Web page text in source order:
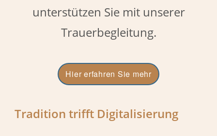
unterstützen Sie mit unserer
Trauerbegleitung.
Hier erfahren Sie mehr
Tradition trifft Digitalisierung